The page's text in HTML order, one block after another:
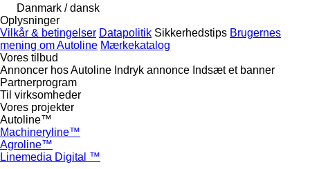
Danmark / dansk
Oplysninger
Vilkår & betingelser Datapolitik Sikkerhedstips Brugernes
mening om Autoline Mærkekatalog
Vores tilbud
Annoncer hos Autoline Indryk annonce Indsæt et banner
Partnerprogram
Til virksomheder
Vores projekter
Autoline™
Machineryline™
Agroline™
Linemedia Digital ™